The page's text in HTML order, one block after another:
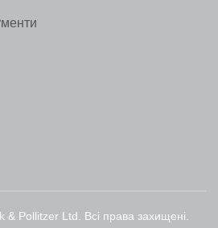
& Pollitzer Ltd. Всі права захищені.